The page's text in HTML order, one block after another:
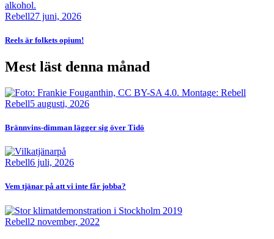
Rebell27 juni, 2026
Reels är folkets opium!
Mest läst denna månad
Bild
Rebell5 augusti, 2026
Brännvins-dimman lägger sig över Tidö
Bild
Rebell6 juli, 2026
Vem tjänar på att vi inte får jobba?
Bild
Rebell2 november, 2022